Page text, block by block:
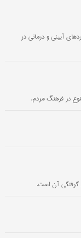
آیینی و درمانی در
در فرهنگ مردم.
آن است.